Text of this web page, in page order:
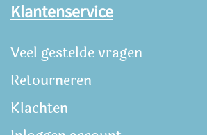
Klantenservice
Veel gestelde vragen
Retourneren
Klachten